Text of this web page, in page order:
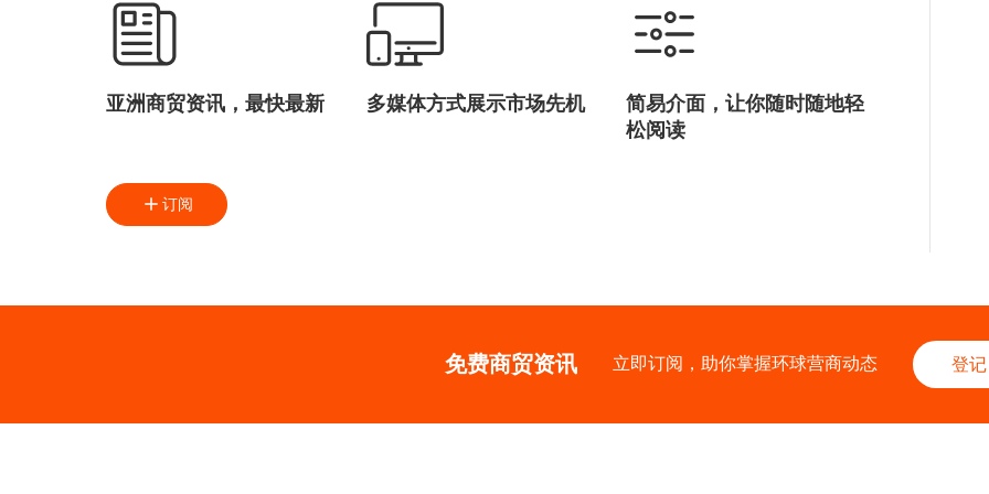
亚洲商贸资讯，最快最新 多媒体方式展示市场先机
简易介面，让你随时随地轻
松阅读
订阅
免费商贸资讯 立即订阅，助你掌握环球营商动态 登记